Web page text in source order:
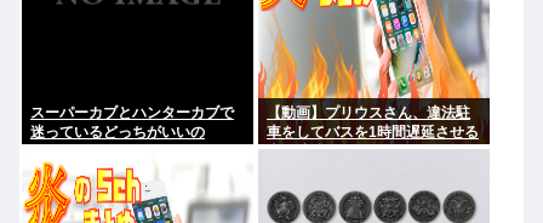
スーパーカブとハンターカブで
迷っているどっちがいいの
【動画】プリウスさん、違法駐
車をしてバスを1時間遅延させる
事に成功してしまうwww